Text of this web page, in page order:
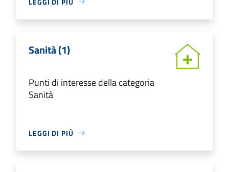
Sanità (1)
Punti di interesse della categoria
Sanità
LEGGI DI PIÙ